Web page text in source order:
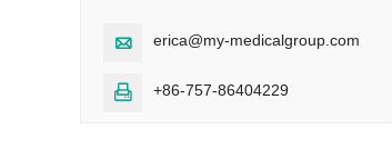
 erica@my-medicalgroup.com
 +86-757-86404229